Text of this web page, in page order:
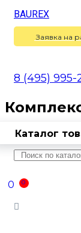
BAUREX
Заявка на
8 (495) 995-
Каталог
0
0